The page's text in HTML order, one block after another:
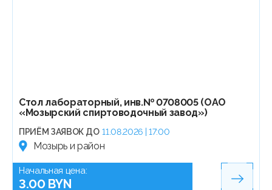
Стол лабораторный, инв.№ 0708005 (ОАО
«Мозырский спиртоводочный завод»)
ПРИЁМ ЗАЯВОК ДО 11.08.2026 | 17:00
Мозырь и район
Начальная цена:
3.00 BYN